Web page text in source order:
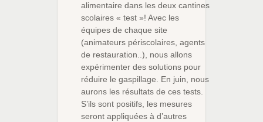
alimentaire dans les deux cantines
scolaires « test »! Avec les
équipes de chaque site
(animateurs périscolaires, agents
de restauration..), nous allons
expérimenter des solutions pour
réduire le gaspillage. En juin, nous
aurons les résultats de ces tests.
S’ils sont positifs, les mesures
seront appliquées à d’autres